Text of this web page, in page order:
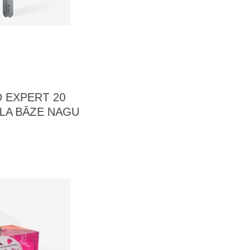
EXPERT 20
BĀZE NAGU